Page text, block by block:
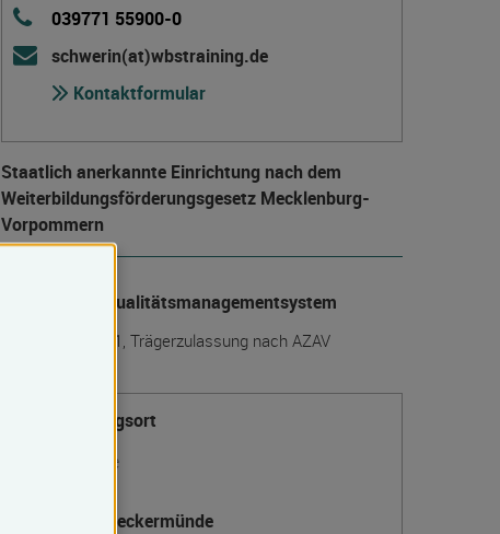
039771 55900-0
schwerin(at)wbstraining.de
Kontaktformular
Staatlich anerkannte Einrichtung nach dem
Weiter­bildungs­förderungs­gesetz Mecklenburg-
Vorpommern
anerkanntes Qualitätsmanagementsystem
DIN EN ISO 9001, Trägerzulassung nach AZAV
Veranstaltungsort
Ueckermünde
17373 Ueckermünde